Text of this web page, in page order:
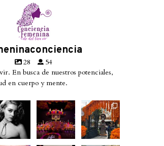
28
54
En busca de nuestros potenciales,
en cuerpo y mente.
paz la
diva
A partir de
hoy
miercoles
No te
pierdas la
exhibición